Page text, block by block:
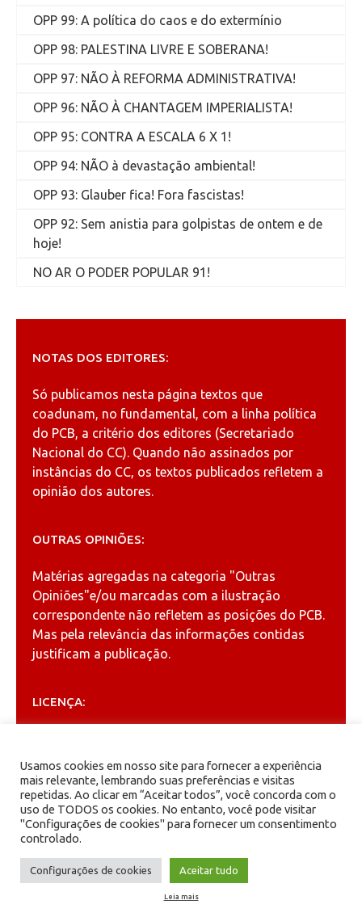
OPP 99: A política do caos e do extermínio
OPP 98: PALESTINA LIVRE E SOBERANA!
OPP 97: NÃO À REFORMA ADMINISTRATIVA!
OPP 96: NÃO À CHANTAGEM IMPERIALISTA!
OPP 95: CONTRA A ESCALA 6 X 1!
OPP 94: NÃO à devastação ambiental!
OPP 93: Glauber fica! Fora fascistas!
OPP 92: Sem anistia para golpistas de ontem e de
hoje!
NO AR O PODER POPULAR 91!
NOTAS DOS EDITORES:
Só publicamos nesta página textos que
coadunam, no fundamental, com a linha política
do PCB, a critério dos editores (Secretariado
Nacional do CC). Quando não assinados por
instâncias do CC, os textos publicados refletem a
opinião dos autores.
OUTRAS OPINIÕES:
Matérias agregadas na categoria "Outras
Opiniões"e/ou marcadas com a ilustração
correspondente não refletem as posições do PCB.
Mas pela relevância das informações contidas
justificam a publicação.
LICENÇA:
Creative Commons
ARQUIVOS
Arquivos
PCB - Partido Comunista Brasileiro.
Usamos cookies em nosso site para fornecer a experiência
mais relevante, lembrando suas preferências e visitas
repetidas. Ao clicar em “Aceitar todos”, você concorda com o
uso de TODOS os cookies. No entanto, você pode visitar
"Configurações de cookies" para fornecer um consentimento
controlado.
Configurações de cookies Aceitar tudo
Leia mais